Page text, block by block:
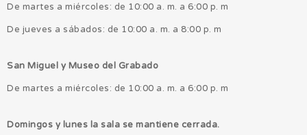
De martes a miércoles: de 10:00 a. m. a 6:00 p. m
De jueves a sábados: de 10:00 a. m. a 8:00 p. m
San Miguel y Museo del Grabado
De martes a miércoles: de 10:00 a. m. a 6:00 p. m
Domingos y lunes la sala se mantiene cerrada.